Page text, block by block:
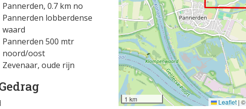
Pannerden, 0.7 km no
Pannerden lobberdense
waard
Pannerden 500 mtr
noord/oost
Zevenaar, oude rijn
1 km Leaflet | ©